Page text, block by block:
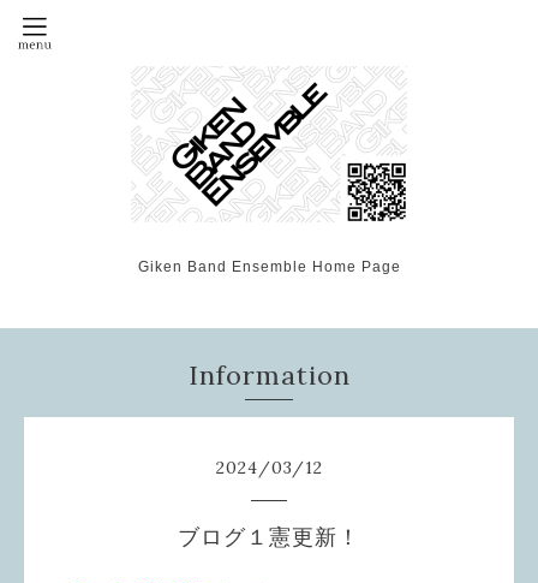
Giken Band Ensemble Home Page
Information
2024/03/12
ブログ１憲更新！